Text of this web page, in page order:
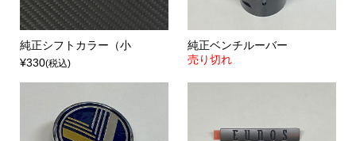
純正シフトカラー（小
¥330(税込)
純正ベンチルーバー
売り切れ